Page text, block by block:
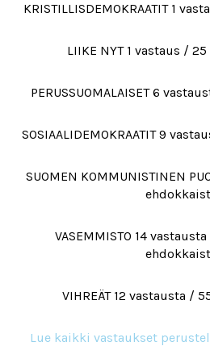
KRISTILLISDEMOKRAATIT 1
LIIKE NYT 1 vastaus /
PERUSSUOMALAISET 6
SOSIAALIDEMOKRAATIT 9
SUOMEN KOMMUNISTINEN
VASEMMISTO 14
VIHREÄT 12 vastausta /
Lue kaikki vastaukset